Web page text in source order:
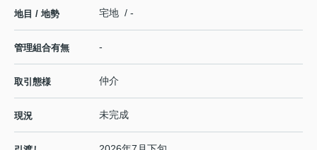
地目 / 地勢 宅地 / -
管理組合有無 -
取引態様 仲介
現況 未完成